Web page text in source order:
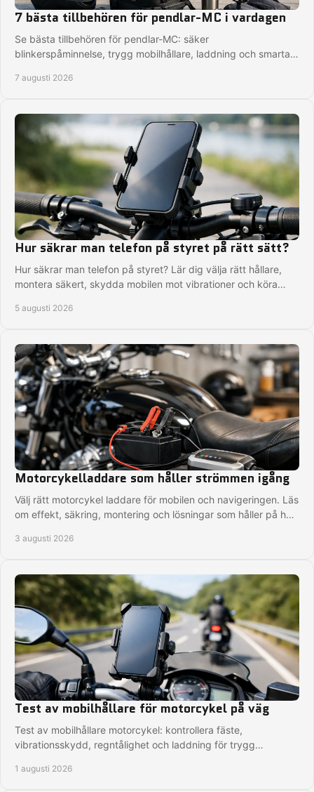
7 bästa tillbehören för pendlar-MC i vardagen
Se bästa tillbehören för pendlar-MC: säker
blinkerspåminnelse, trygg mobilhållare, laddning och smartare
7 augusti 2026
Hur säkrar man telefon på styret på rätt sätt?
Hur säkrar man telefon på styret? Lär dig välja rätt hållare,
montera säkert, skydda mobilen mot vibrationer och köra
5 augusti 2026
Motorcykelladdare som håller strömmen igång
Välj rätt motorcykel laddare för mobilen och navigeringen. Läs
om effekt, säkring, montering och lösningar som håller på hela
3 augusti 2026
Test av mobilhållare för motorcykel på väg
Test av mobilhållare motorcykel: kontrollera fäste,
vibrationsskydd, regntålighet och laddning för trygg
1 augusti 2026